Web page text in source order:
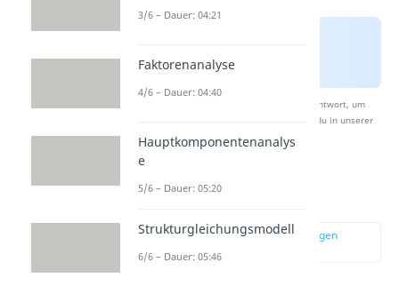
Nach Beantwortung speichern wir deine Antwort, um
Studyflix zu verbessern. Mehr dazu erfährst du in unserer
Datenschutzerklärung
Induktiver Schluss
zur Stelle im Video springen
3/6 – Dauer: 04:21
Faktorenanalyse
4/6 – Dauer: 04:40
Hauptkomponentenanalys
e
5/6 – Dauer: 05:20
Strukturgleichungsmodell
6/6 – Dauer: 05:46